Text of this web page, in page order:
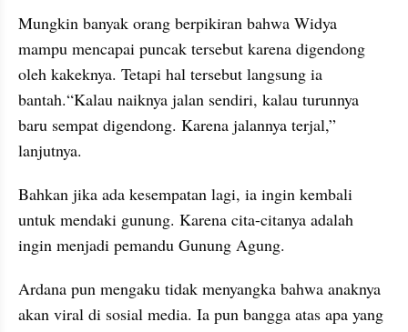
Mungkin banyak orang berpikiran bahwa Widya
mampu mencapai puncak tersebut karena digendong
oleh kakeknya. Tetapi hal tersebut langsung ia
bantah.“Kalau naiknya jalan sendiri, kalau turunnya
baru sempat digendong. Karena jalannya terjal,”
lanjutnya.
Bahkan jika ada kesempatan lagi, ia ingin kembali
untuk mendaki gunung. Karena cita-citanya adalah
ingin menjadi pemandu Gunung Agung.
Ardana pun mengaku tidak menyangka bahwa anaknya
akan viral di sosial media. Ia pun bangga atas apa yang